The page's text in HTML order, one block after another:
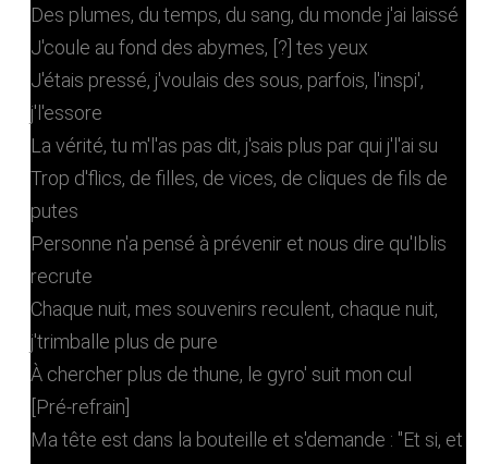
Des plumes, du temps, du sang, du monde j'ai laissé
J'coule au fond des abymes, [?] tes yeux
J'étais pressé, j'voulais des sous, parfois, l'inspi',
j'l'essore
La vérité, tu m'l'as pas dit, j'sais plus par qui j'l'ai su
Trop d'flics, de filles, de vices, de cliques de fils de
putes
Pеrsonne n'a pensé à prévenir еt nous dire qu'Iblis
recrute
Chaque nuit, mes souvenirs reculent, chaque nuit,
j'trimballe plus de pure
À chercher plus de thune, le gyro' suit mon cul
[Pré-refrain]
Ma tête est dans la bouteille et s'demande : "Et si, et